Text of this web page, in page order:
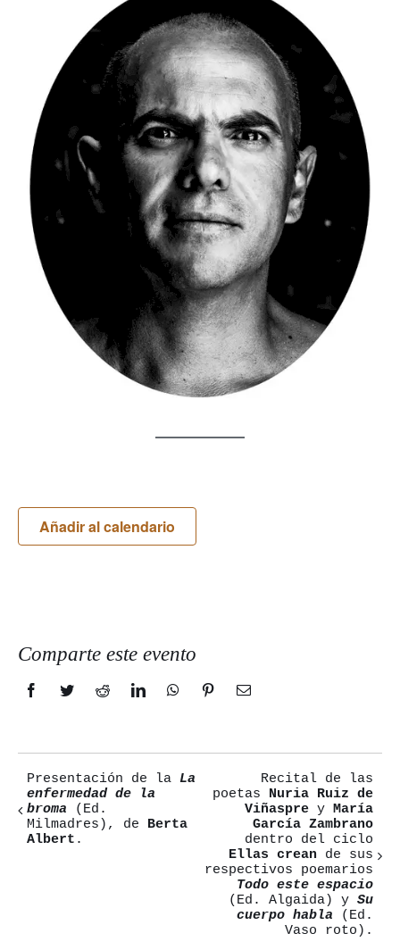
Añadir al calendario
Comparte este evento
FacebookTwitterRedditLinkedInWhatsAppPinterestCorreo
Navegación
del
Evento
Presentación de la La
enfermedad de la
broma (Ed.
Milmadres), de Berta
Albert .
Recital de las
poetas Nuria Ruiz de
Viñaspre y María
García Zambrano
dentro del ciclo
Ellas crean de sus
respectivos poemarios
Todo este espacio
(Ed. Algaida) y Su
cuerpo habla (Ed.
Vaso roto).